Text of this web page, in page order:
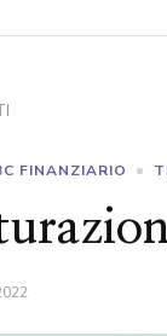
FINANZIARIO